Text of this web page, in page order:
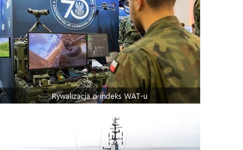
Rywalizacja o indeks WAT-u